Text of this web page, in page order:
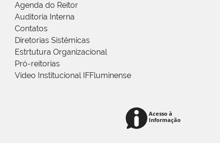
Agenda do Reitor
Auditoria Interna
Contatos
Diretorias Sistêmicas
Estrtutura Organizacional
Pró-reitorias
Vídeo Institucional IFFluminense